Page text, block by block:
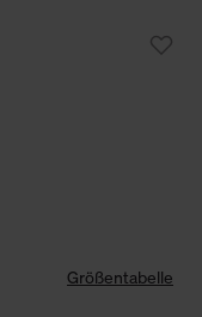
Größentabelle